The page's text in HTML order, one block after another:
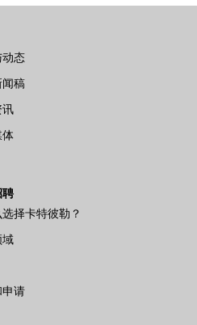
态
稿
聘
择卡特彼勒？
请